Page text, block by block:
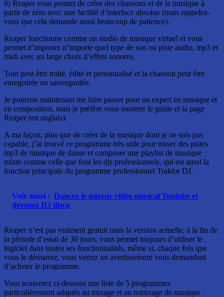
6) Reaper vous permet de créer des chansons et de la musique à
partir de zéro avec une facilité d’interface absolue (mais rappelez-
vous que cela demande aussi beaucoup de patience).
Reaper fonctionne comme un studio de musique virtuel et vous
permet d’importer n’importe quel type de son ou piste audio, mp3 et
midi avec un large choix d’effets sonores.
Tout peut être traité, édité et personnalisé et la chanson peut être
enregistrée ou sauvegardée.
Je pourrais maintenant me faire passer pour un expert en musique et
en composition, mais je préfère vous montrer le guide et la page
Reaper (en anglais).
A ma façon, plus que de créer de la musique dont je ne suis pas
capable, j’ai trouvé ce programme très utile pour mixer des pistes
mp3 de musique de danse et composer une playlist de musique
mixte comme celle que font les djs professionnels, qui est aussi la
fonction principale du programme professionnel Traktor DJ.
Voir aussi : Dancez le mixeur vidéo musical Youtube et
devenez DJ disco
Reaper n’est pas vraiment gratuit mais la version actuelle, à la fin de
la période d’essai de 30 jours, vous permet toujours d’utiliser le
logiciel dans toutes ses fonctionnalités, même si, chaque fois que
vous le démarrez, vous verrez un avertissement vous demandant
d’acheter le programme.
Vous trouverez ci-dessous une liste de 5 programmes
particulièrement adaptés au mixage et au remixage de musique .